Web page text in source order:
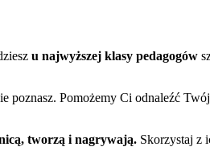
u najwyższej klasy pedagogów
poznasz. Pomożemy Ci odnaleźć
tworzą i nagrywają. Skorzystaj z